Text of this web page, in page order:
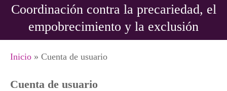
Coordinación contra la precariedad, el
empobrecimiento y la exclusión
Se encuentra usted aquí
Inicio » Cuenta de usuario
Cuenta de usuario